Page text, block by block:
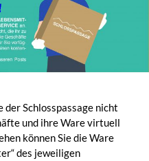
Schlosspassage nicht
und ihre Ware virtuell
können Sie die Ware
des jeweiligen